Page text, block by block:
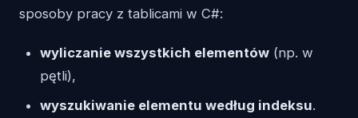
sposoby pracy z tablicami w C#:
wyliczanie wszystkich elementów (np. w
pętli),
wyszukiwanie elementu według indeksu.